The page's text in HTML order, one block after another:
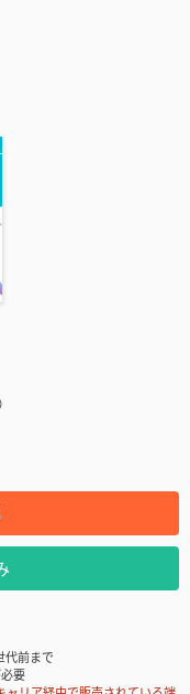
代前まで
要